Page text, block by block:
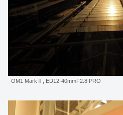
OM1 MarkⅡ, ED12-40mmF2.8 PRO